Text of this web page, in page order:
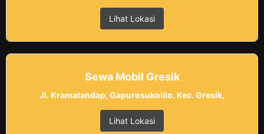
Lihat Lokasi
Sewa Mobil Gresik
Jl. Kramatandap, Gapurosukolilo, Kec. Gresik,
Lihat Lokasi